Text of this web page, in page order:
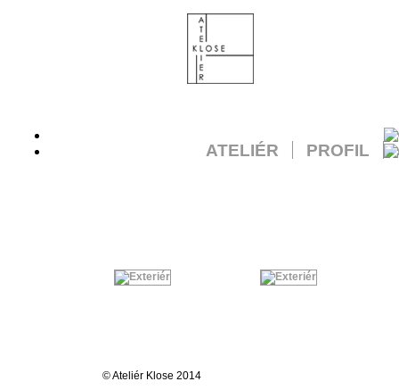
ATELIÉR PROFIL
© Ateliér Klose 2014